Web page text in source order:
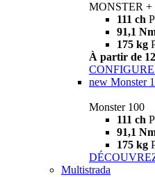
MONSTER +
111 ch
91,1
175 kg
À partir de
new Monster
Monster 100
111 ch
91,1
175 kg
Multistrada